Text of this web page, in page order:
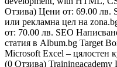
Отзива) Цени от: 69.00 лв.
или рекламна цел на
от: 70.00 лв. SEO
статия в Album.bg Target
Microsoft Excel – цялостен
(0 Отзива)